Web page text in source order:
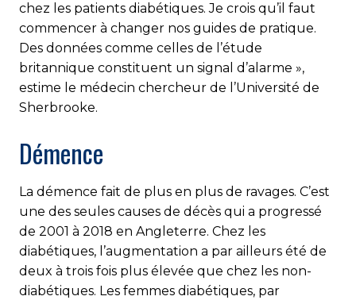
chez les patients diabétiques. Je crois qu’il faut
commencer à changer nos guides de pratique.
Des données comme celles de l’étude
britannique constituent un signal d’alarme »,
estime le médecin chercheur de l’Université de
Sherbrooke.
Démence
La démence fait de plus en plus de ravages. C’est
une des seules causes de décès qui a progressé
de 2001 à 2018 en Angleterre. Chez les
diabétiques, l’augmentation a par ailleurs été de
deux à trois fois plus élevée que chez les non-
diabétiques. Les femmes diabétiques, par